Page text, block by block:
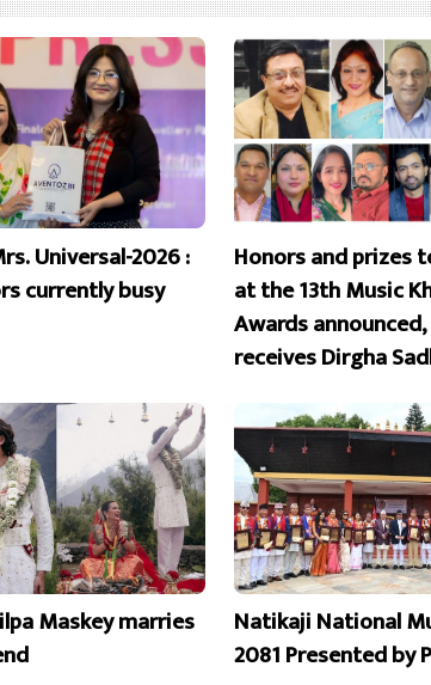
Universal-2026 :
currently busy
Honors and prizes
at the 13th Music
Awards
receives Dirgha
Maskey marries
Natikaji National
2081 Presented by